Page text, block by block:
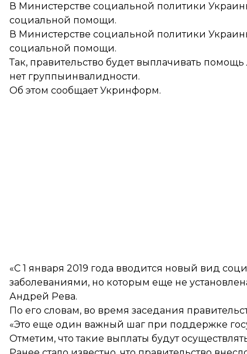
В Министерстве социальной политики
социальной помощи.
В Министерстве социальной политики
социальной помощи.
Так, правительство будет выплачивать
нет группыинвалидности.
Об этом сообщаетУкринформ.
«С 1 января 2019 года вводится новый вид
заболеваниями, но которым еще не
Андрей Рева.
По его словам, во время заседания
«Это еще один важный шаг при поддержке
Отметим, что такие выплаты будут